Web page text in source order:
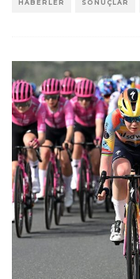
HABERLER SONUÇLAR